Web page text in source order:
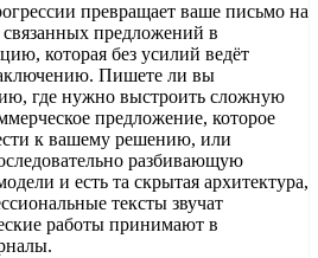
превращает ваше письмо на
связанных предложений в
которая без усилий ведёт
Пишете ли вы
где нужно выстроить сложную
предложение, которое
к вашему решению, или
разбивающую
и есть та скрытая архитектура,
тексты звучат
работы принимают в